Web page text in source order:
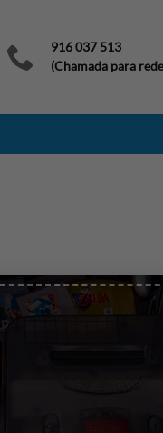
916 037 513
(Chamada para